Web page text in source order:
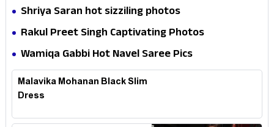
Shriya Saran hot sizziling photos
Rakul Preet Singh Captivating Photos
Wamiqa Gabbi Hot Navel Saree Pics
Malavika Mohanan Black Slim
Dress